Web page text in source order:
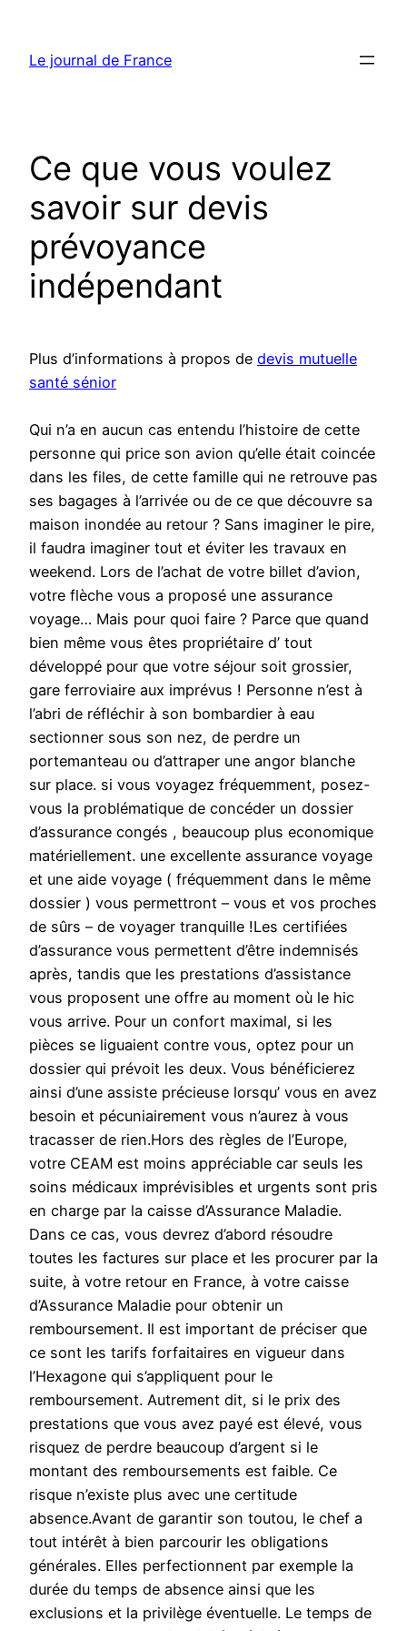
contenu
Le journal de France
Ce que vous voulez
savoir sur devis
prévoyance
indépendant
Plus d’informations à propos de devis mutuelle
santé sénior
Qui n’a en aucun cas entendu l’histoire de cette
personne qui price son avion qu’elle était coincée
dans les files, de cette famille qui ne retrouve pas
ses bagages à l’arrivée ou de ce que découvre sa
maison inondée au retour ? Sans imaginer le pire,
il faudra imaginer tout et éviter les travaux en
weekend. Lors de l’achat de votre billet d’avion,
votre flèche vous a proposé une assurance
voyage… Mais pour quoi faire ? Parce que quand
bien même vous êtes propriétaire d’ tout
développé pour que votre séjour soit grossier,
gare ferroviaire aux imprévus ! Personne n’est à
l’abri de réfléchir à son bombardier à eau
sectionner sous son nez, de perdre un
portemanteau ou d’attraper une angor blanche
sur place. si vous voyagez fréquemment, posez-
vous la problématique de concéder un dossier
d’assurance congés , beaucoup plus economique
matériellement. une excellente assurance voyage
et une aide voyage ( fréquemment dans le même
dossier ) vous permettront – vous et vos proches
de sûrs – de voyager tranquille !Les certifiées
d’assurance vous permettent d’être indemnisés
après, tandis que les prestations d’assistance
vous proposent une offre au moment où le hic
vous arrive. Pour un confort maximal, si les
pièces se liguaient contre vous, optez pour un
dossier qui prévoit les deux. Vous bénéficierez
ainsi d’une assiste précieuse lorsqu’ vous en avez
besoin et pécuniairement vous n’aurez à vous
tracasser de rien.Hors des règles de l’Europe,
votre CEAM est moins appréciable car seuls les
soins médicaux imprévisibles et urgents sont pris
en charge par la caisse d’Assurance Maladie.
Dans ce cas, vous devrez d’abord résoudre
toutes les factures sur place et les procurer par la
suite, à votre retour en France, à votre caisse
d’Assurance Maladie pour obtenir un
remboursement. Il est important de préciser que
ce sont les tarifs forfaitaires en vigueur dans
l’Hexagone qui s’appliquent pour le
remboursement. Autrement dit, si le prix des
prestations que vous avez payé est élevé, vous
risquez de perdre beaucoup d’argent si le
montant des remboursements est faible. Ce
risque n’existe plus avec une certitude
absence.Avant de garantir son toutou, le chef a
tout intérêt à bien parcourir les obligations
générales. Elles perfectionnent par exemple la
durée du temps de absence ainsi que les
exclusions et la privilège éventuelle. Le temps de